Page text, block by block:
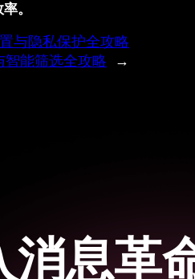
。
与隐私保护全攻略
智能筛选全攻略 →
息革